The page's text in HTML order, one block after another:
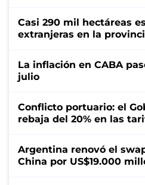
Casi 290 mil hectáreas
extranjeras en la
La inflación en CABA
julio
Conflicto portuario: el
rebaja del 20% en las
Argentina renovó el
China por US$19.000